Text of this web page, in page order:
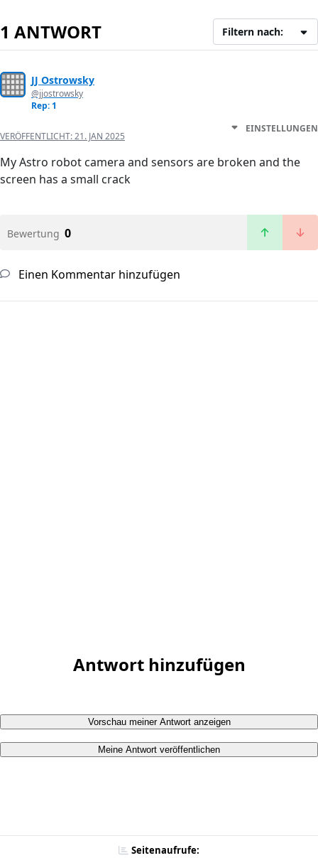
1 ANTWORT Filtern nach:
JJ Ostrowsky
@jjostrowsky
Rep: 1
VERÖFFENTLICHT:21. JAN 2025
EINSTELLUNGEN
My Astro robot camera and sensors are broken and the
screen has a small crack
Bewertung 0
Einen Kommentar hinzufügen
Antwort hinzufügen
Vorschau meiner Antwort anzeigen
Meine Antwort veröffentlichen
Seitenaufrufe: